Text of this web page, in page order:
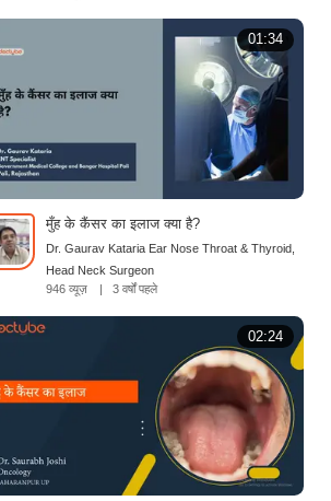
01:34
मुँह के कैंसर का इलाज क्या है?
Dr. Gaurav Kataria Ear Nose Throat & Thyroid,
Head Neck Surgeon
946 व्यूज़
| 3 वर्षों पहले
02:24